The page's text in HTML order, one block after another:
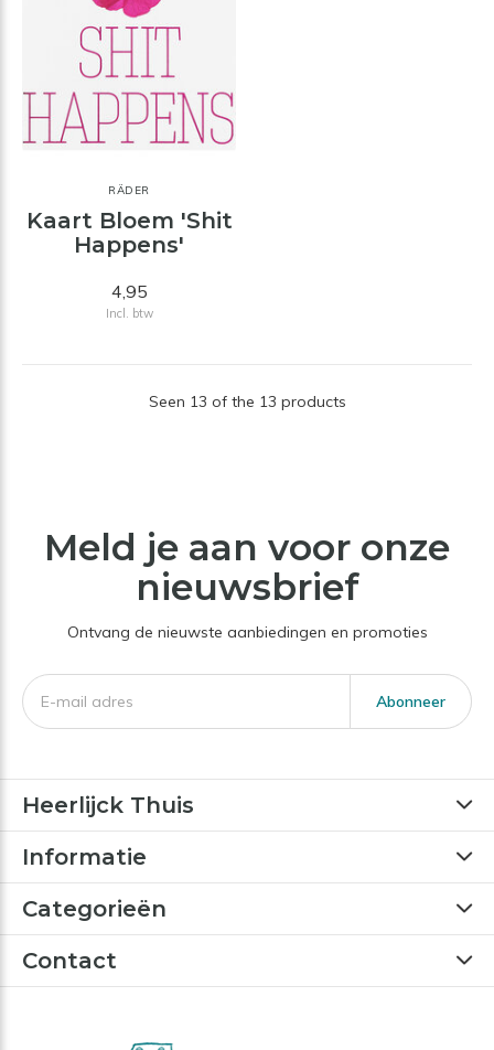
RÄDER
Kaart Bloem 'Shit
Happens'
4,95
Incl. btw
Seen 13 of the 13 products
Meld je aan voor onze
nieuwsbrief
Ontvang de nieuwste aanbiedingen en promoties
Abonneer
Heerlijck Thuis
Informatie
Categorieën
Contact